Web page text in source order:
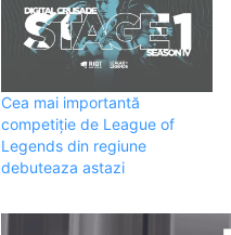
Cea mai importantă
competiție de League of
Legends din regiune
debuteaza astazi